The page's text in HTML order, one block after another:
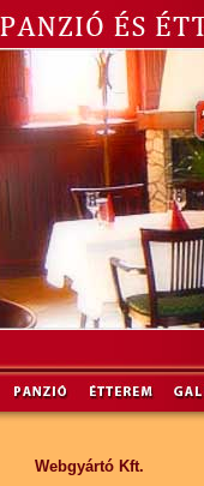
Webgyártó Kft.